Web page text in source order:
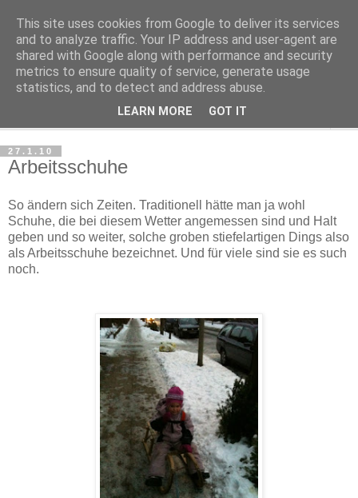
Haltungsturnen
Niveau sieht nur von unten aus wie Arroganz.
27.1.10
Arbeitsschuhe
So ändern sich Zeiten. Traditionell hätte man ja wohl
Schuhe, die bei diesem Wetter angemessen sind und Halt
geben und so weiter, solche groben stiefelartigen Dings also
als Arbeitsschuhe bezeichnet. Und für viele sind sie es such
noch.
This site uses cookies from Google to deliver its services
and to analyze traffic. Your IP address and user-agent are
shared with Google along with performance and security
metrics to ensure quality of service, generate usage
statistics, and to detect and address abuse.
LEARN MORE GOT IT